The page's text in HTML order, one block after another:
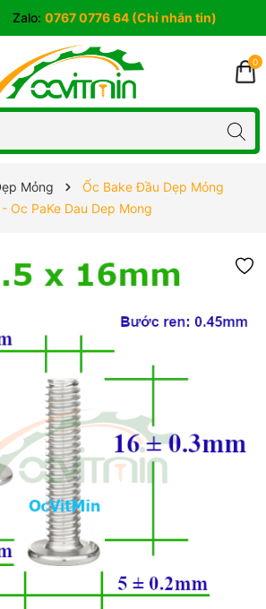
Zalo: 0767 0776 64 (Chỉ nhắn tin)
0
Mỏng
Ốc Bake Đầu Dẹp Mỏng
Oc PaKe Dau Dep Mong